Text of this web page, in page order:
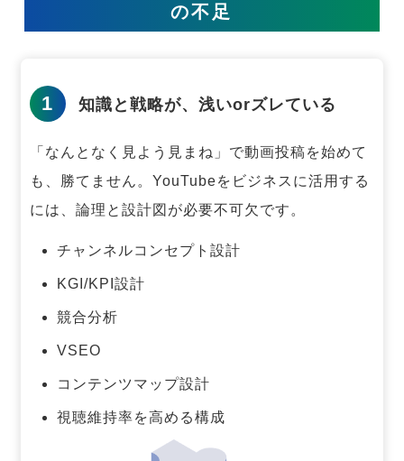
の不足
1 知識と戦略が、浅いorズレている
「なんとなく見よう見まね」で動画投稿を始めて
も、勝てません。 YouTubeをビジネスに活用する
には、論理と設計図が必要不可欠です。
チャンネルコンセプト設計
KGI/KPI設計
競合分析
VSEO
コンテンツマップ設計
視聴維持率を高める構成